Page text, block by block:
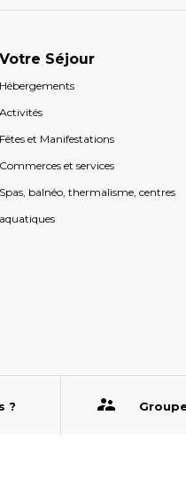
Votre Séjour
Hébergements
Activités
Fêtes et Manifestations
Commerces et services
Spas, balnéo, thermalisme, centres
aquatiques
?